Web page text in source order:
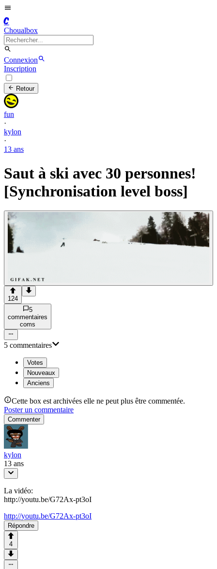
C
Choualbox
Connexion
Inscription
Retour
fun
·
kylon
·
13 ans
Saut à ski avec 30 personnes!
[Synchronisation level boss]
124
5
commentaires
coms
5 commentaires
Votes
Nouveaux
Anciens
Cette box est archivées elle ne peut plus être commentée.
Poster un commentaire
Commenter
kylon
13 ans
La vidéo:
http://youtu.be/G72Ax-pt3oI
http://youtu.be/G72Ax-pt3oI
Répondre
4